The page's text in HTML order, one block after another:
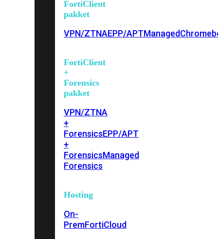
FortiClient
pakket
VPN/ZTNAEPP/APTManaged
FortiClient
+
Forensics
pakket
VPN/ZTNA
+
ForensicsEPP/APT
+
ForensicsManaged
Forensics
Hosting
On-
PremFortiCloud